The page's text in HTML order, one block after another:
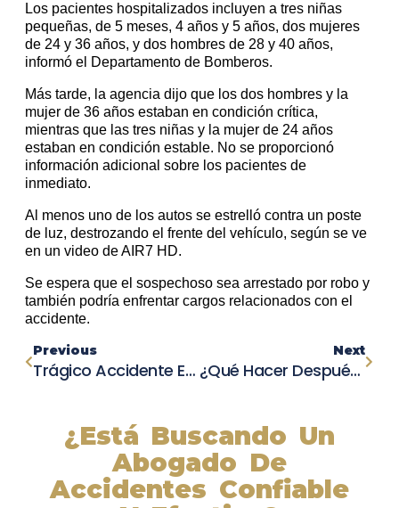
Los pacientes hospitalizados incluyen a tres niñas
pequeñas, de 5 meses, 4 años y 5 años, dos mujeres
de 24 y 36 años, y dos hombres de 28 y 40 años,
informó el Departamento de Bomberos.
Más tarde, la agencia dijo que los dos hombres y la
mujer de 36 años estaban en condición crítica,
mientras que las tres niñas y la mujer de 24 años
estaban en condición estable. No se proporcionó
información adicional sobre los pacientes de
inmediato.
Al menos uno de los autos se estrelló contra un poste
de luz, destrozando el frente del vehículo, según se ve
en un video de AIR7 HD.
Se espera que el sospechoso sea arrestado por robo y
también podría enfrentar cargos relacionados con el
accidente.
Previous
Trágico Accidente En Phelan: Dos Personas Rescatadas Por Aire Después De Colisión Violenta
Next
¿Qué Hacer Después De Sufrir Un Accidente Laboral?
¿Está Buscando Un
Abogado De
Accidentes Confiable